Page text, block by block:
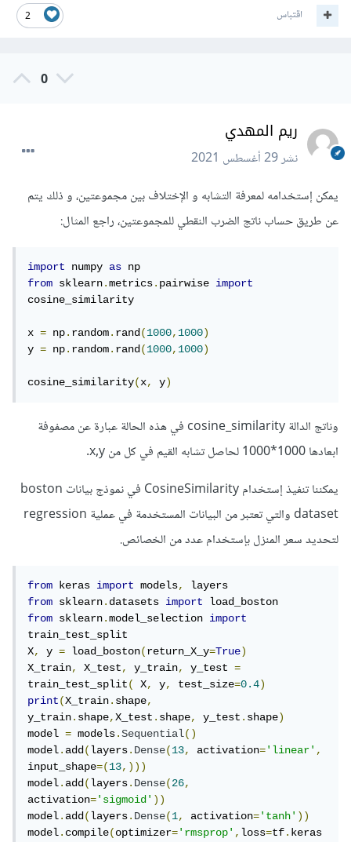
2 اقتباس
0
ريم المهدي
نشر29 أغسطس 2021
يمكن إستخدامه لمعرفة التشابه و الإختلاف بين مجموعتين، و ذلك يتم
عن طريق حساب ناتج الضرب النقطي للمجموعتين، راجع المثال:
import numpy as
from sklearn.metrics.pairwise import
cosine_similarity
x = np.random.rand(1000,1000)
y = np.random.rand(1000,1000)
cosine_similarity(x, y)
وناتج الدالة cosine_similarity في هذه الحالة عبارة عن مصفوفة
ابعادها 1000*1000 لحاصل تشابه القيم في كل من x,y.
يمكننا تنفيذ إستخدام CosineSimilarity في نموذج بيانات boston
dataset والتي تعتبر من البيانات المستخدمة في عملية regression
لتحديد سعر المنزل بإستخدام عدد من الخصائص.
from keras import models,
from sklearn.datasets import
from sklearn.model_selection import
train_test_split
X, y = load_boston(return_X_y=True)
X_train, X_test, y_train, y_test =
train_test_split( X, y, test_size=0.4)
print(X_train.shape,
y_train.shape,X_test.shape, y_test.shape)
model = models.Sequential()
model.add(layers.Dense(13, activation='linear',
input_shape=(13,)))
model.add(layers.Dense(26,
activation='sigmoid'))
model.add(layers.Dense(1, activation='tanh'))
model.compile(optimizer='rmsprop',loss=tf.keras